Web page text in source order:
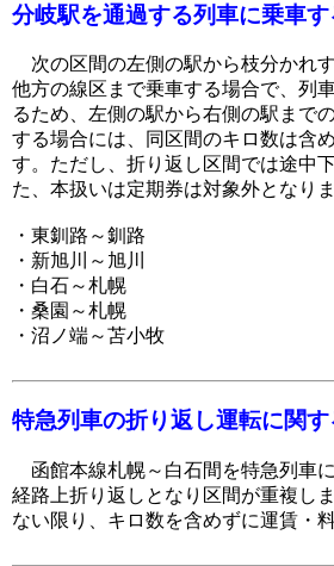
分岐駅を通過する列車に乗車す
次の区間の左側の駅から枝分かれす
他方の線区まで乗車する場合で、列
るため、左側の駅から右側の駅まで
する場合には、同区間のキロ数は含
す。ただし、折り返し区間では途中
た、本扱いは定期券は対象外となりま
・東釧路～釧路
・新旭川～旭川
・白石～札幌
・桑園～札幌
・沼ノ端～苫小牧
特急列車の折り返し運転に関す
函館本線札幌～白石間を特急列車に
経路上折り返しとなり区間が重複し
ない限り、キロ数を含めずに運賃・